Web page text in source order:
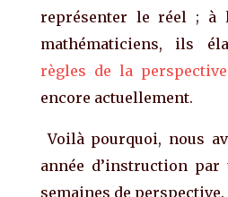
représenter le réel ; à
mathématiciens, ils
règles de la perspective
encore actuellement.
Voilà pourquoi, nous
année d’instruction
semaines de perspective.